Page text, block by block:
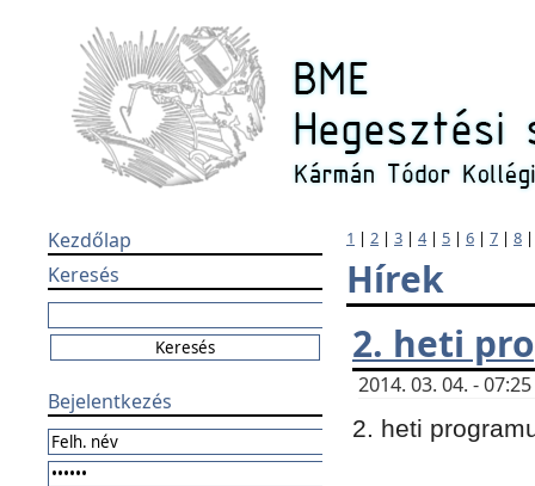
Kezdőlap
Keresés
Bejelentkezés
1 | 2 | 3 | 4| 5 | 6 | 7 | 8
Hírek
2. heti
2014. 03. 04. -
2. heti